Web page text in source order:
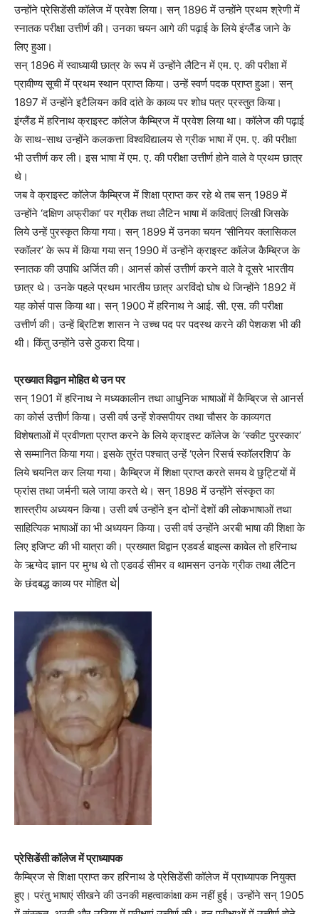
उन्होंने प्रेसिडेंसी कॉलेज में प्रवेश लिया। सन् 1896 में उन्होंने प्रथम श्रेणी में
स्नातक परीक्षा उत्तीर्ण की। उनका चयन आगे की पढ़ाई के लिये इंग्लैंड जाने के
लिए हुआ।
सन् 1896 में स्वाध्यायी छात्र के रूप में उन्होंने लैटिन में एम. ए. की परीक्षा में
प्रावीण्य सूची में प्रथम स्थान प्राप्त किया। उन्हें स्वर्ण पदक प्राप्त हुआ। सन्
1897 में उन्होंने इटैलियन कवि दांते के काव्य पर शोध पत्र प्रस्तुत किया।
इंग्लैंड में हरिनाथ क्राइस्ट कॉलेज कैम्ब्रिज में प्रवेश लिया था। कॉलेज की पढ़ाई
के साथ-साथ उन्होंने कलकत्ता विश्वविद्यालय से ग्रीक भाषा में एम. ए. की परीक्षा
भी उत्तीर्ण कर ली। इस भाषा में एम. ए. की परीक्षा उत्तीर्ण होने वाले वे प्रथम छात्र
थे।
जब वे क्राइस्ट कॉलेज कैम्ब्रिज में शिक्षा प्राप्त कर रहे थे तब सन् 1989 में
उन्होंने ‘दक्षिण अफ्रीका’ पर ग्रीक तथा लैटिन भाषा में कविताएं लिखी जिसके
लिये उन्हें पुरस्कृत किया गया। सन् 1899 में उनका चयन ‘सीनियर क्लासिकल
स्कॉलर’ के रूप में किया गया सन् 1990 में उन्होंने क्राइस्ट कॉलेज कैम्ब्रिज के
स्नातक की उपाधि अर्जित की। आनर्स कोर्स उत्तीर्ण करने वाले वे दूसरे भारतीय
छात्र थे। उनके पहले प्रथम भारतीय छात्र अरविंदो घोष थे जिन्होंने 1892 में
यह कोर्स पास किया था। सन् 1900 में हरिनाथ ने आई. सी. एस. की परीक्षा
उत्तीर्ण की। उन्हें ब्रिटिश शासन ने उच्च पद पर पदस्थ करने की पेशकश भी की
थी। किंतु उन्होंने उसे ठुकरा दिया।
प्रख्यात विद्वान मोहित थे उन पर
सन् 1901 में हरिनाथ ने मध्यकालीन तथा आधुनिक भाषाओं में कैम्ब्रिज से आनर्स
का कोर्स उत्तीर्ण किया। उसी वर्ष उन्हें शेक्सपीयर तथा चौसर के काव्यगत
विशेषताओं में प्रवीणता प्राप्त करने के लिये क्राइस्ट कॉलेज के ‘स्कीट पुरस्कार’
से सम्मानित किया गया। इसके तुरंत पश्चात् उन्हें ‘एलेन रिसर्च स्कॉलरशिप’ के
लिये चयनित कर लिया गया। कैम्ब्रिज में शिक्षा प्राप्त करते समय वे छुट्टियों में
फ्रांस तथा जर्मनी चले जाया करते थे। सन् 1898 में उन्होंने संस्कृत का
शास्त्रीय अध्ययन किया। उसी वर्ष उन्होंने इन दोनों देशों की लोकभाषाओं तथा
साहित्यिक भाषाओं का भी अध्ययन किया। उसी वर्ष उन्होंने अरबी भाषा की शिक्षा के
लिए इजिप्ट की भी यात्रा की। प्रख्यात विद्वान एडवर्ड बाइल्स कावेल तो हरिनाथ
के ऋग्वेद ज्ञान पर मुग्ध थे तो एडवर्ड सीमर व थामसन उनके ग्रीक तथा लैटिन
के छंदबद्ध काव्य पर मोहित थे|
प्रेसिडेंसी कॉलेज में प्राध्यापक
कैम्ब्रिज से शिक्षा प्राप्त कर हरिनाथ डे प्रेसिडेंसी कॉलेज में प्राध्यापक नियुक्त
हुए। परंतु भाषाएं सीखने की उनकी महत्वाकांक्षा कम नहीं हुई। उन्होंने सन् 1905